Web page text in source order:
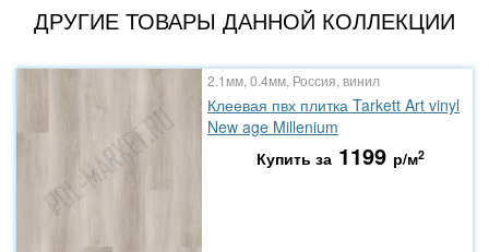
ДРУГИЕ ТОВАРЫ ДАННОЙ КОЛЛЕКЦИИ
2.1мм, 0.4мм, Россия, винил
Клеевая пвх плитка Tarkett Art vinyl
New age Millenium
Купить за 1199 р/м2